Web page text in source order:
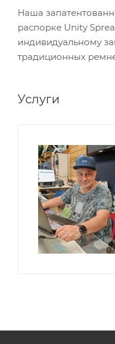
Наша
распорке Unity
индивидуальному
традиционных
Услуги